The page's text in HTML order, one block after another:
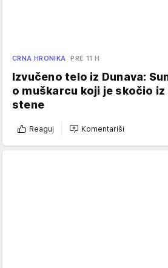
CRNA HRONIKA PRE 11 H
Izvučeno telo iz Dunava:
o muškarcu koji je skočio iz
stene
Reaguj Komentariši